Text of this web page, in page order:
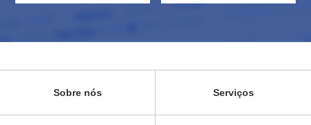
Sobre nós Serviços